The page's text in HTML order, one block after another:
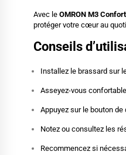
Avec le OMRON M3 Confort
protéger votre cœur au
Conseils
Installez le brassard sur
Asseyez-vous
Appuyez sur le bouton
Notez ou consultez les
Recommencez si